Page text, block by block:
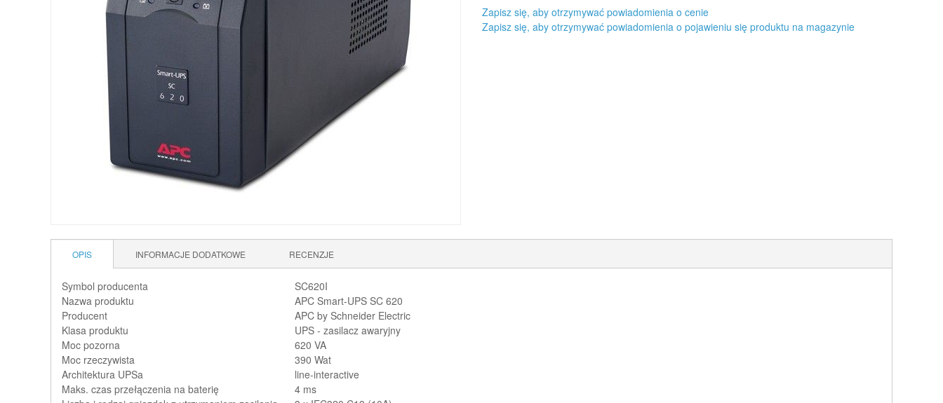
Zapisz się, aby otrzymywać powiadomienia o cenie
Zapisz się, aby otrzymywać powiadomienia o pojawieniu się produktu na magazynie
OPIS INFORMACJE DODATKOWE RECENZJE
Symbol producenta
SC620I
Nazwa produktu
APC Smart-UPS SC 620
Producent
APC by Schneider Electric
Klasa produktu
UPS - zasilacz awaryjny
Moc pozorna
620 VA
Moc rzeczywista
390 Wat
Architektura UPSa
line-interactive
Maks. czas przełączenia na baterię
4 ms